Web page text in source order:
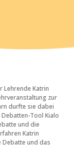
Lehrende Katrin
zur
durfte sie dabei
Tool Kialo
und die
Katrin
Debatte und das